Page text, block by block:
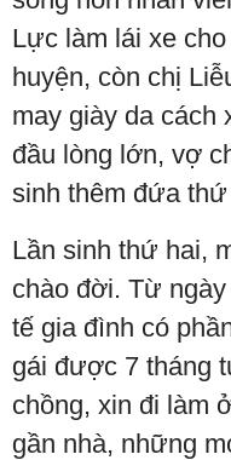
Lực làm lái xe
huyện, còn chị
may giày da cách
đầu lòng lớn, vợ
sinh thêm đứa thứ
Lần sinh thứ hai,
chào đời. Từ
tế gia đình có
gái được 7 tháng
chồng, xin đi làm
gần nhà, những